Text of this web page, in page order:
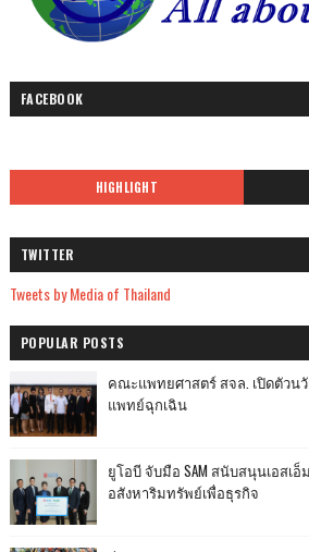
FACEBOOK
HIGHLIGHT
TWITTER
Tweets by Media of Thailand
POPULAR POSTS
คณะแพทยศาสตร์ สจล. เปิดตัวนวั
แพทย์ฉุกเฉิน
ยูโอบี จับมือ SAM สนับสนุนเอสเ
อสังหาริมทรัพย์เพื่อธุรกิจ